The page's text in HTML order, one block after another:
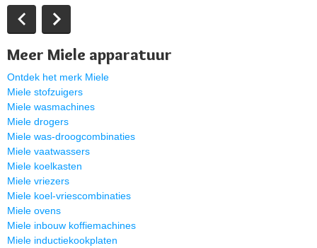
Meer Miele apparatuur
Ontdek het merk Miele
Miele stofzuigers
Miele wasmachines
Miele drogers
Miele was-droogcombinaties
Miele vaatwassers
Miele koelkasten
Miele vriezers
Miele koel-vriescombinaties
Miele ovens
Miele inbouw koffiemachines
Miele inductiekookplaten